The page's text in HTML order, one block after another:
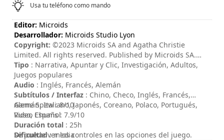
Usa tu teléfono como mando
Editor: Microids
Desarrollador: Microids Studio Lyon
Copyright: ©2023 Microids SA and Agatha Christie
Limited. All rights reserved. Published by Microids SA.
Developed by Microids Studio Lyon. All rights reserved.
Murder On The Orient Express © 1934 Agatha Christie
Limited. All rights reserved. MURDER ON THE ORIENT
EXPRESS, AGATHA CHRISTIE, POIROT, and the Agatha
Christie Signature are registered trademarks of Agatha
Christie Limited in the UK and elsewhere. All rights
reserved.
Tipo : Narrativa, Apuntar y Clic, Investigación, Adultos,
Juegos populares
Audio : Inglés, Francés, Alemán
Subtítulos / Interfaz : Chino, Checo, Inglés, Francés,
Alemán, Italiano, Japonés, Coreano, Polaco, Portugués,
Ruso, Español
Duración total : 25h
Dificultad: media
Game Spew : 8/10
Video Chums : 7.9/10
Se puede ver los controles en las opciones del juego.